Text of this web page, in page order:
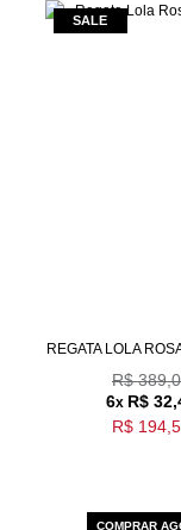
REGATA LOLA
R$
6x R$
R$
COMPRAR